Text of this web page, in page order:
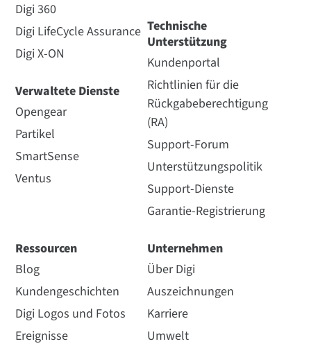
Digi 360
Digi LifeCycle Assurance
Digi X-ON
Verwaltete Dienste
Opengear
Partikel
SmartSense
Ventus
Technische
Unterstützung
Kundenportal
Richtlinien für die
Rückgabeberechtigung
(RA)
Support-Forum
Unterstützungspolitik
Support-Dienste
Garantie-Registrierung
Ressourcen
Blog
Kundengeschichten
Digi Logos und Fotos
Ereignisse
Unternehmen
Über Digi
Auszeichnungen
Karriere
Umwelt